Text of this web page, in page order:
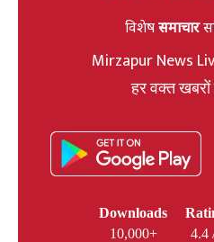
विशेषसमाचार
Mirzapur News
हर वक्त
Downloads
10,000+
4.4